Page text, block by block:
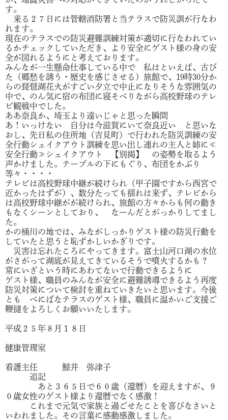
す。
来る２７日には管轄消防署と当テラスで防災訓が行なわ
れます。
現在のテラスでの防災避難訓練対策が適切に行なわれてい
るかチェックしていただき、より安全にゲスト様の身の安
全が図れるようにと考えております。
みんなが一生懸命仕事している中で 私はといえば、古び
た（郷愁を誘う・歴史を感じさせる）旅館で、19時30分か
らの琵琶湖花火がすごい夕立で中止になりそうな雰囲気の
中で、のん気に宿の布団に寝そべりながら高校野球のテレ
ビ観戦中でした。
ああ奈良か、埼玉より遠いじゃと思った瞬間
あ！いっけない 自分は今滋賀にいて奈良近い と思いな
おし、先日私の住所地（吉見町）で行われた防災訓練の安
全行動シェイクアウト訓練を思い出し連れの主人と姉に≪
安全行動≫シェイクアウト 【別掲】 の姿勢を取るよう
声かけました。テーブルの下にもぐり、布団をかぶり
等々・・・・
テレビは高校野球中継が続けられ（甲子園ですから西宮で
近かったはずが）、数分たっても揺れは来ず、テレビから
は高校野球中継がが続けられ、旅館の方々からも何の動き
もなくシーンとしており、 なーんだとがっかりしてまし
た。
かの桶川の地では、みながしっかりゲスト様の防災行動を
していたと思うと恥ずかしいかぎりです。
災害は忘れたころにやってきます。富士山河口湖の水位
がさがって湖底が見えてきているそうで噴火するかも？
常にいざという時にあわてないで行動できるように
ゲスト様、職員のみんなが安全に避難誘導できるよう再度
防災対策について検討を重ねていきたいと思います。今後
とも べにばなテラスのゲスト様、職員に温かいご支援ご
鞭撻をよろしくお願いいたします。
平成２５年８月１８日
健康管理室
看護主任 鯨井 弥津子
追記
あと３６５日で６０歳（還暦）を迎えますが、９
０歳女性のゲスト様より還暦でなく感激！
これまで元気で家族と過ごせたことを喜びなさいと
いわれました。その言葉に感動感激しました。